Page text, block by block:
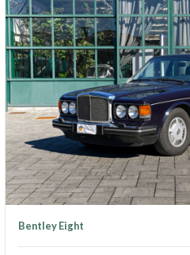
Bentley Eight